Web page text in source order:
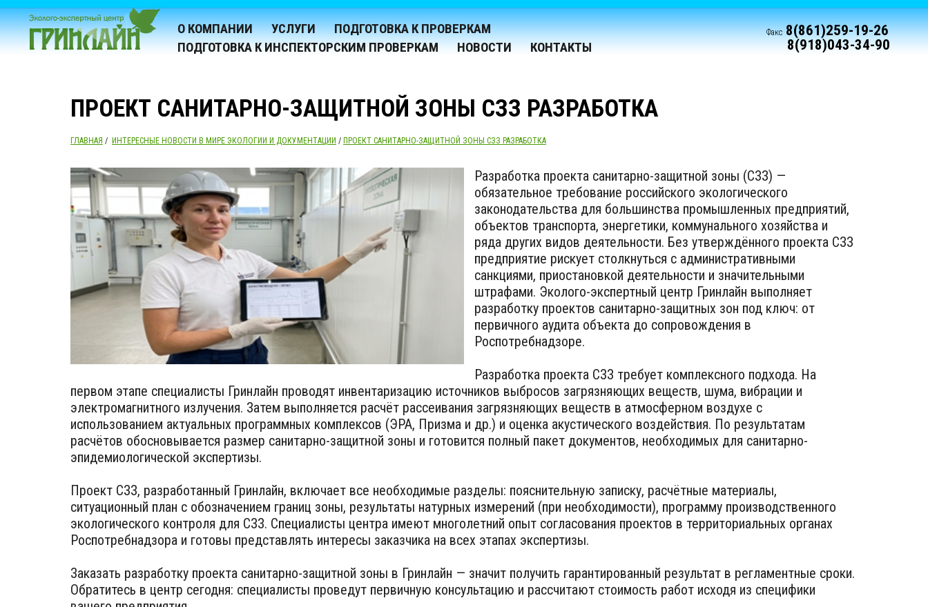
О КОМПАНИИ УСЛУГИ
ПОДГОТОВКА К ПРОВЕРКАМ
ПОДГОТОВКА К ИНСПЕКТОРСКИМ ПРОВЕРКАМ
НОВОСТИ КОНТАКТЫ
Факс 8(861)259-19-26
8(918)043-34-90
ПРОЕКТ САНИТАРНО-ЗАЩИТНОЙ ЗОНЫ СЗЗ РАЗРАБОТКА
ГЛАВНАЯ / ИНТЕРЕСНЫЕ НОВОСТИ В МИРЕ ЭКОЛОГИИ И ДОКУМЕНТАЦИИ / ПРОЕКТ САНИТАРНО-ЗАЩИТНОЙ ЗОНЫ СЗЗ РАЗРАБОТКА
Разработка проекта санитарно-защитной зоны (СЗЗ) —
обязательное требование российского экологического
законодательства для большинства промышленных предприятий,
объектов транспорта, энергетики, коммунального хозяйства и
ряда других видов деятельности. Без утверждённого проекта СЗЗ
предприятие рискует столкнуться с административными
санкциями, приостановкой деятельности и значительными
штрафами. Эколого-экспертный центр Гринлайн выполняет
разработку проектов санитарно-защитных зон под ключ: от
первичного аудита объекта до сопровождения в
Роспотребнадзоре.
Разработка проекта СЗЗ требует комплексного подхода. На
первом этапе специалисты Гринлайн проводят инвентаризацию источников выбросов загрязняющих веществ, шума, вибрации и
электромагнитного излучения. Затем выполняется расчёт рассеивания загрязняющих веществ в атмосферном воздухе с
использованием актуальных программных комплексов (ЭРА, Призма и др.) и оценка акустического воздействия. По результатам
расчётов обосновывается размер санитарно-защитной зоны и готовится полный пакет документов, необходимых для санитарно-
эпидемиологической экспертизы.
Проект СЗЗ, разработанный Гринлайн, включает все необходимые разделы: пояснительную записку, расчётные материалы,
ситуационный план с обозначением границ зоны, результаты натурных измерений (при необходимости), программу производственного
экологического контроля для СЗЗ. Специалисты центра имеют многолетний опыт согласования проектов в территориальных органах
Роспотребнадзора и готовы представлять интересы заказчика на всех этапах экспертизы.
Заказать разработку проекта санитарно-защитной зоны в Гринлайн — значит получить гарантированный результат в регламентные сроки.
Обратитесь в центр сегодня: специалисты проведут первичную консультацию и рассчитают стоимость работ исходя из специфики